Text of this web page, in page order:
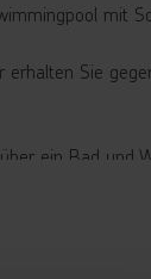
mit
erhalten Sie
ein Bad und